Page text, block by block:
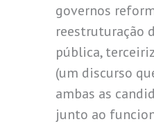
governos
reestruturação
pública,
(um discurso
ambas as
junto ao